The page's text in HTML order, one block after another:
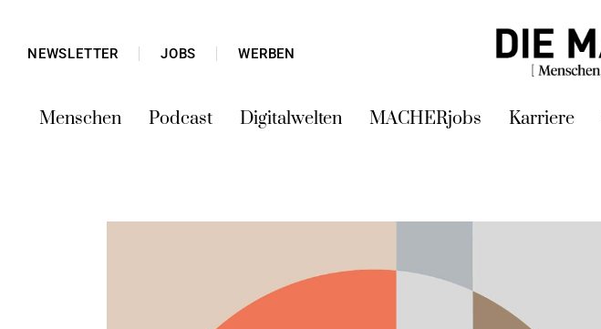
NEWSLETTER JOBS WERBEN
Menschen Podcast Digitalwelten MACHERjobs Karriere